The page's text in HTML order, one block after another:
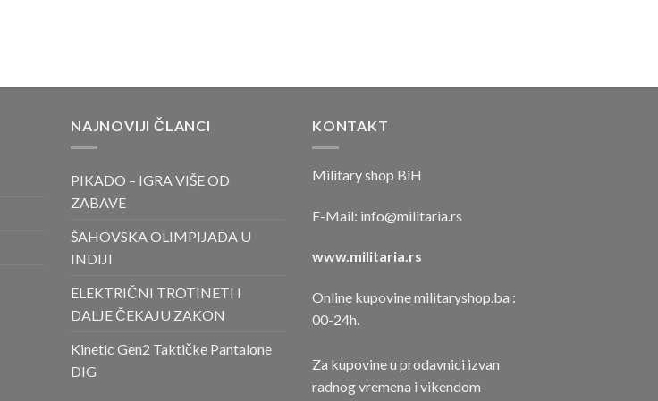
NAJNOVIJI ČLANCI
PIKADO – IGRA VIŠE OD
ZABAVE
ŠAHOVSKA OLIMPIJADA U
INDIJI
ELEKTRIČNI TROTINETI I
DALJE ČEKAJU ZAKON
Kinetic Gen2 Taktičke Pantalone
DIG
KONTAKT
Military shop BiH
E-Mail: info@militaria.rs
www.militaria.rs
Online kupovine militaryshop.ba :
00-24h.
Za kupovine u prodavnici izvan
radnog vremena i vikendom